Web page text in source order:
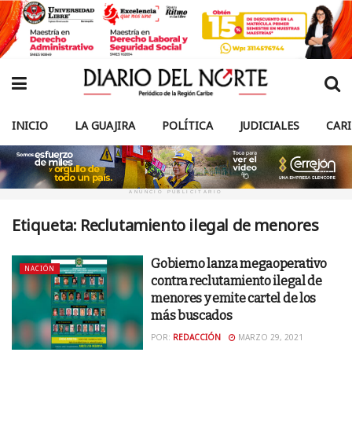
INICIO LA GUAJIRA POLÍTICA JUDICIALES
ANUNCIO PUBLICITARIO
Etiqueta: Reclutamiento ilegal de menores
NACIÓN
Gobierno lanza megaoperativo
contra reclutamiento ilegal de
menores y emite cartel de los
más buscados
POR: REDACCIÓN MARZO 29, 2021